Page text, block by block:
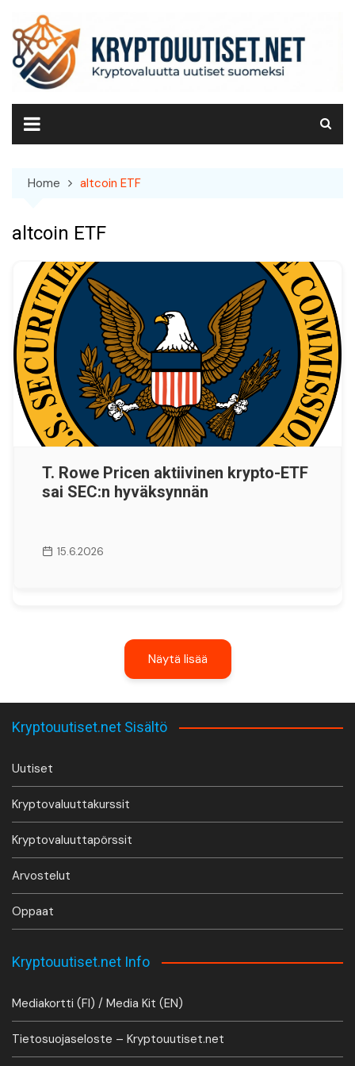
content
Home altcoin ETF
altcoin ETF
T. Rowe Pricen aktiivinen krypto-ETF
sai SEC:n hyväksynnän
15.6.2026
Näytä lisää
Kryptouutiset.net Sisältö
Uutiset
Kryptovaluuttakurssit
Kryptovaluuttapörssit
Arvostelut
Oppaat
Kryptouutiset.net Info
Mediakortti (FI) / Media Kit (EN)
Tietosuojaseloste – Kryptouutiset.net